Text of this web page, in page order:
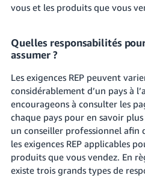
vous et les produits que vous
Quelles responsabilités
assumer ?
Les exigences REP peuvent
considérablement d’un pays à
encourageons à consulter les
chaque pays pour en savoir
un conseiller professionnel afin
les exigences REP applicables
produits que vous vendez. En
existe trois grands types de